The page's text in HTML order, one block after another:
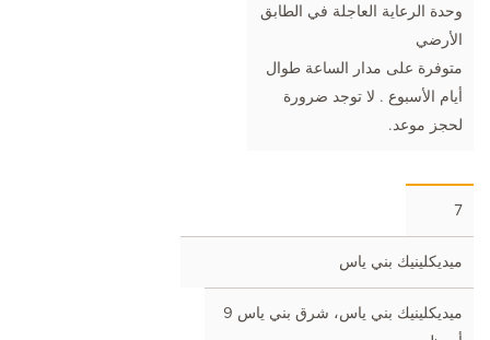
وحدة الرعاية العاجلة في الطابق
الأرضي
متوفرة على مدار الساعة طوال
أيام الأسبوع . لا توجد ضرورة
لحجز موعد.
7
ميديكلينيك بني ياس
ميديكلينيك بني ياس، شرق بني ياس 9